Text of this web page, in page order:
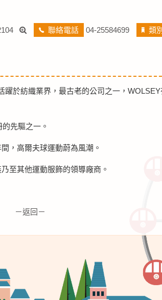
聯絡電話 04-25584699 類別
躍於紡織業界，最古老的公司之一，
先驅之一。
，高爾夫球運動蔚為風潮。
至其他運動服飾的領導廠商。
－返回－